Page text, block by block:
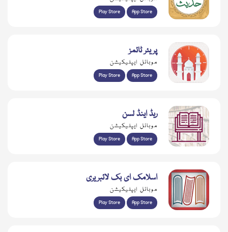
Play Store App Store
پریئر ٹائمز
موبائل ایپلیکیشن
Play Store App Store
ریڈ اینڈ لسن
موبائل ایپلیکیشن
Play Store App Store
اسلامک ای بک لائبریری
موبائل ایپلیکیشن
Play Store App Store